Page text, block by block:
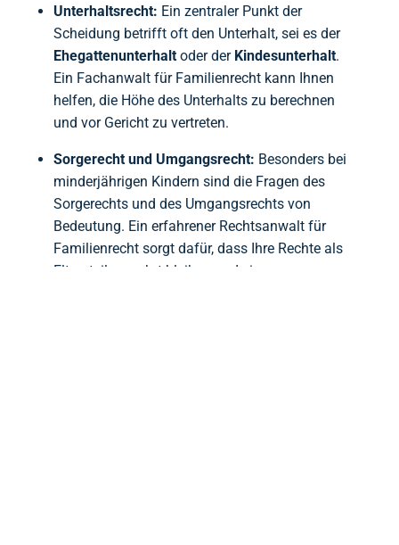
Unterhaltsrecht: Ein zentraler Punkt der
Scheidung betrifft oft den Unterhalt, sei es der
Ehegattenunterhalt oder der Kindesunterhalt.
Ein Fachanwalt für Familienrecht kann Ihnen
helfen, die Höhe des Unterhalts zu berechnen
und vor Gericht zu vertreten.
Sorgerecht und Umgangsrecht: Besonders bei
minderjährigen Kindern sind die Fragen des
Sorgerechts und des Umgangsrechts von
Bedeutung. Ein erfahrener Rechtsanwalt für
Familienrecht sorgt dafür, dass Ihre Rechte als
Elternteil gewahrt bleiben und eine